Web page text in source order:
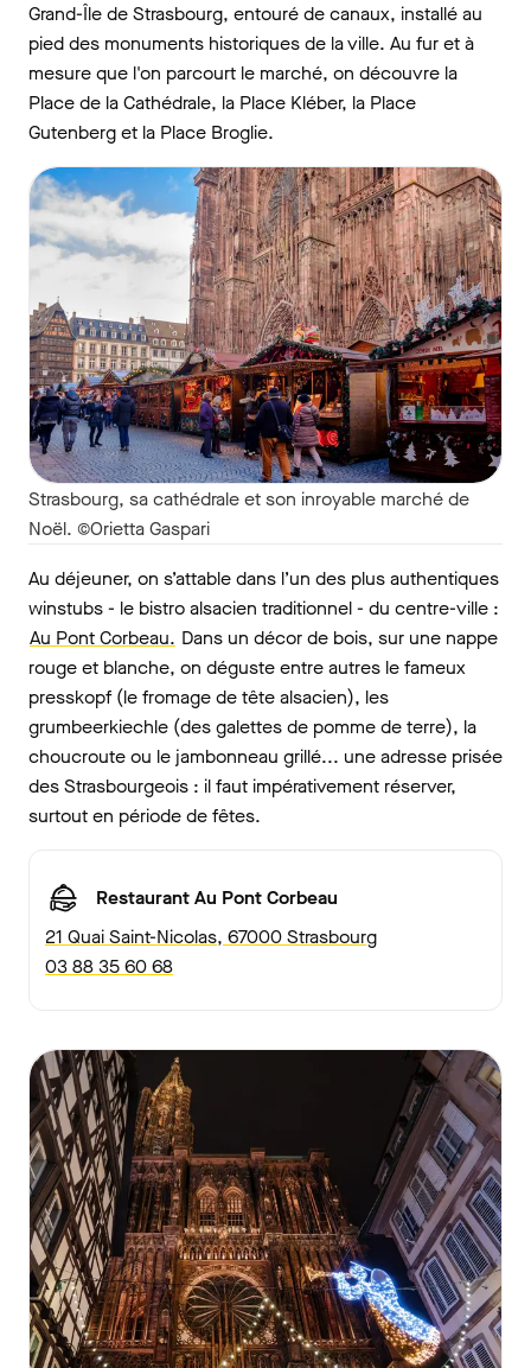
Grand-Île de Strasbourg, entouré de canaux, installé au
pied des monuments historiques de la ville. Au fur et à
mesure que l'on parcourt le marché, on découvre la
Place de la Cathédrale, la Place Kléber, la Place
Gutenberg et la Place Broglie.
Strasbourg, sa cathédrale et son inroyable marché de
Noël. ©Orietta Gaspari
Au déjeuner, on s’attable dans l’un des plus authentiques
winstubs - le bistro alsacien traditionnel - du centre-ville :
Au Pont Corbeau. Dans un décor de bois, sur une nappe
rouge et blanche, on déguste entre autres le fameux
presskopf (le fromage de tête alsacien), les
grumbeerkiechle (des galettes de pomme de terre), la
choucroute ou le jambonneau grillé... une adresse prisée
des Strasbourgeois : il faut impérativement réserver,
surtout en période de fêtes.
Restaurant Au Pont Corbeau
21 Quai Saint-Nicolas, 67000 Strasbourg
03 88 35 60 68